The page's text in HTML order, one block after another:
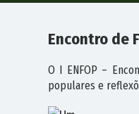
Encontro de
O I ENFOP –
populares e